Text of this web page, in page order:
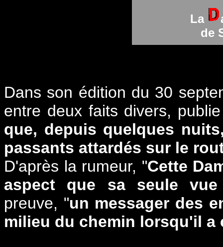
La
de
Dans son édition du 30
entre deux faits divers,
que, depuis quelques
passants attardés sur le
D'après la rumeur, "Cette
aspect que sa seule
preuve, "un messager des
milieu du chemin lorsqu'il a